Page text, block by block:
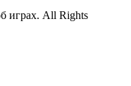
играх. All Rights